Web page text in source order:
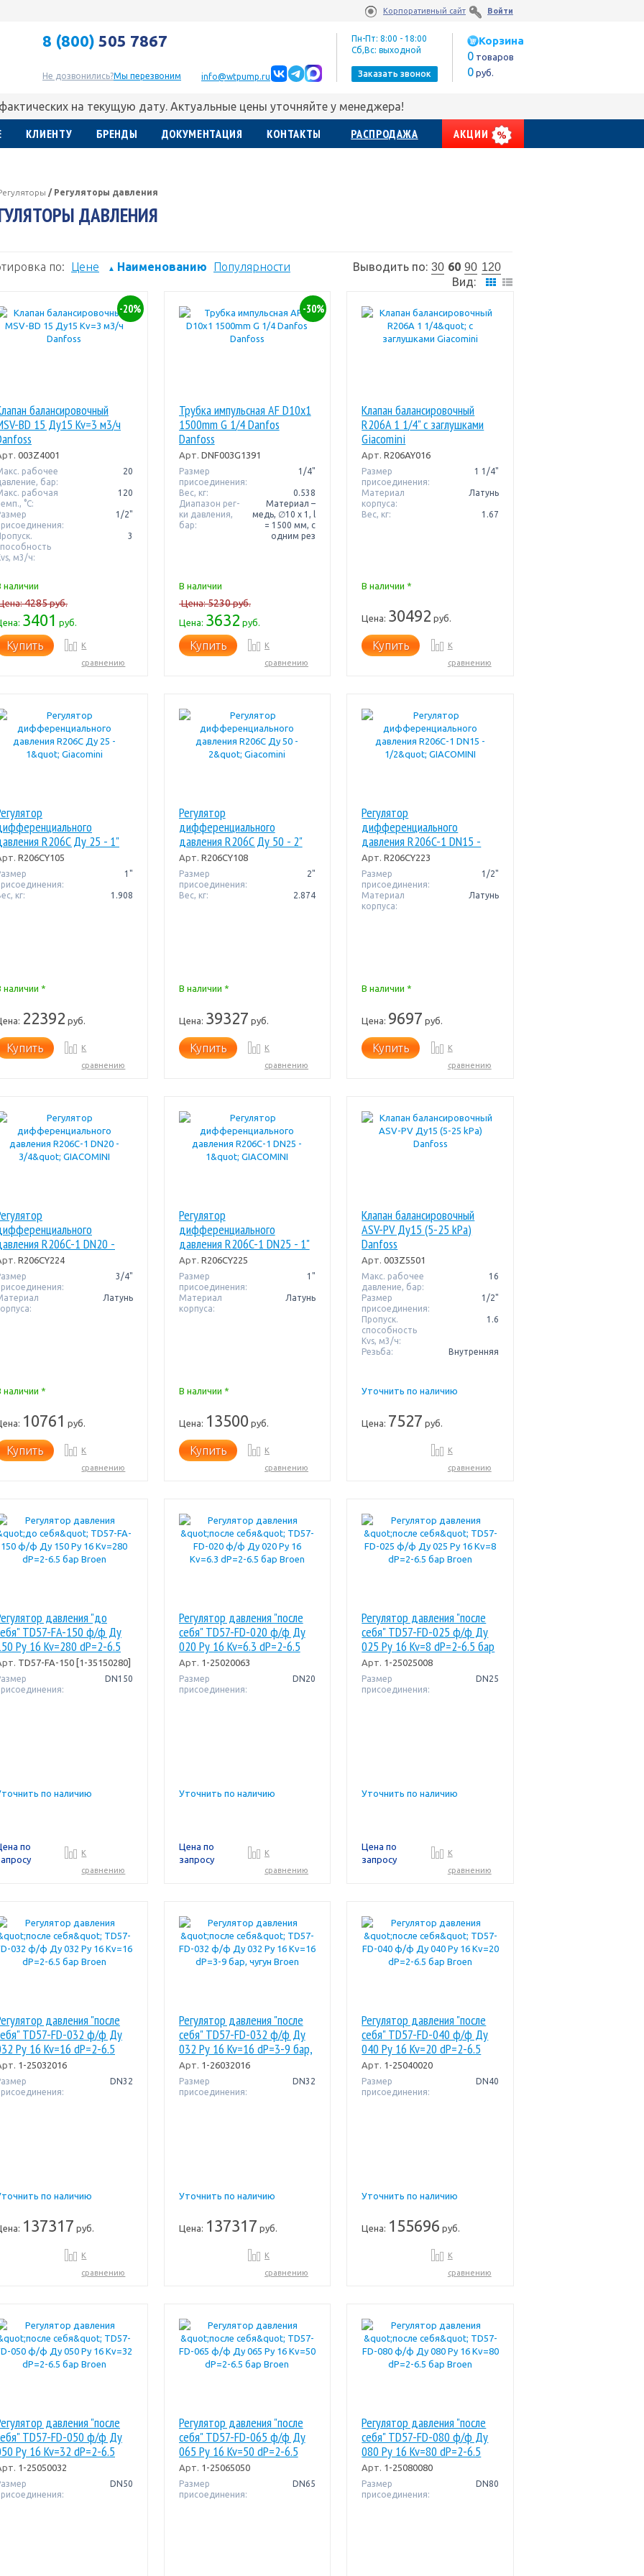
Корпоративный сайт Войти
8 (800) 505 7867
Не дозвонились?Мы перезвоним info@wtpump.ru
Пн-Пт: 8:00 - 18:00
Сб,Вс: выходной
Заказать звонок
Корзина
0 товаров
0 руб.
на текущую дату. Актуальные цены уточняйте у менеджера!
КЛИЕНТУ БРЕНДЫ ДОКУМЕНТАЦИЯ КОНТАКТЫ РАСПРОДАЖА АКЦИИ
/ Регуляторы давления
ДАВЛЕНИЯ
по: Цене ▲ Наименованию Популярности Выводить по: 30 60 90 120
Вид:
-20%
балансировочный
BD 15 Ду15 Kv=3 м3/ч
003Z4001
рабочее
бар:
20
рабочая
°С:
120
1/2"
м3/ч:
3
наличии
4285руб.
3401 руб.
Купить
К
сравнению
-30%
Трубка импульсная AF D10x1
1500mm G 1/4 Danfos
Danfoss
Арт. DNF003G1391
Размер
присоединения:
1/4"
Вес, кг:
0.538
Диапазон рег-
ки давления,
бар:
Материал –
медь, ∅10 x 1, l
= 1500 мм, с
одним рез
В наличии
Цена:5230руб.
Цена: 3632 руб.
Купить
К
сравнению
Клапан балансировочный
R206A 1 1/4" с заглушками
Giacomini
Арт. R206AY016
Размер
присоединения:
1 1/4"
Материал
корпуса:
Латунь
Вес, кг: 1.67
В наличии *
Цена: 30492 руб.
Купить
К
сравнению
R206C Ду 25 - 1"
R206CY105
1"
кг: 1.908
наличии *
22392 руб.
Купить
К
сравнению
Регулятор
дифференциального
давления R206C Ду 50 - 2"
Giacomini
Арт. R206CY108
Размер
присоединения:
2"
Вес, кг: 2.874
В наличии *
Цена: 39327 руб.
Купить
К
сравнению
Регулятор
дифференциального
давления R206C-1 DN15 -
1/2" GIACOMINI
Арт. R206CY223
Размер
присоединения:
1/2"
Материал
корпуса:
Латунь
В наличии *
Цена: 9697 руб.
Купить
К
сравнению
R206C-1 DN20 -
4" GIACOMINI
R206CY224
3/4"
Латунь
наличии *
10761 руб.
Купить
К
сравнению
Регулятор
дифференциального
давления R206C-1 DN25 - 1"
GIACOMINI
Арт. R206CY225
Размер
присоединения:
1"
Материал
корпуса:
Латунь
В наличии *
Цена: 13500 руб.
Купить
К
сравнению
Клапан балансировочный
ASV-PV Ду15 (5-25 kPa)
Danfoss
Арт. 003Z5501
Макс. рабочее
давление, бар:
16
Размер
присоединения:
1/2"
Пропуск.
способность
Kvs, м3/ч:
1.6
Резьба: Внутренняя
Уточнить по наличию
Цена: 7527 руб.
К
сравнению
давления "до
TD57-FA-150 ф/ф Ду
Pу 16 Kv=280 dP=2-6.5
Broen
TD57-FA-150 [1-35150280]
DN150
по наличию
по
К
сравнению
Регулятор давления "после
себя" TD57-FD-020 ф/ф Ду
020 Pу 16 Kv=6.3 dP=2-6.5
бар Broen
Арт. 1-25020063
Размер
присоединения:
DN20
Уточнить по наличию
Цена по
запросу
К
сравнению
Регулятор давления "после
себя" TD57-FD-025 ф/ф Ду
025 Pу 16 Kv=8 dP=2-6.5 бар
Broen
Арт. 1-25025008
Размер
присоединения:
DN25
Уточнить по наличию
Цена по
запросу
К
сравнению
давления "после
TD57-FD-032 ф/ф Ду
Pу 16 Kv=16 dP=2-6.5
Broen
1-25032016
DN32
по наличию
137317 руб.
К
сравнению
Регулятор давления "после
себя" TD57-FD-032 ф/ф Ду
032 Pу 16 Kv=16 dP=3-9 бар,
чугун Broen
Арт. 1-26032016
Размер
присоединения:
DN32
Уточнить по наличию
Цена: 137317 руб.
К
сравнению
Регулятор давления "после
себя" TD57-FD-040 ф/ф Ду
040 Pу 16 Kv=20 dP=2-6.5
бар Broen
Арт. 1-25040020
Размер
присоединения:
DN40
Уточнить по наличию
Цена: 155696 руб.
К
сравнению
давления "после
TD57-FD-050 ф/ф Ду
Pу 16 Kv=32 dP=2-6.5
Broen
1-25050032
DN50
Регулятор давления "после
себя" TD57-FD-065 ф/ф Ду
065 Pу 16 Kv=50 dP=2-6.5
бар Broen
Арт. 1-25065050
Размер
присоединения:
DN65
Регулятор давления "после
себя" TD57-FD-080 ф/ф Ду
080 Pу 16 Kv=80 dP=2-6.5
бар Broen
Арт. 1-25080080
Размер
присоединения:
DN80